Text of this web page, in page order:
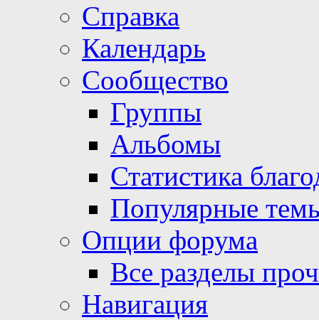
Справка
Календарь
Сообщество
Группы
Альбомы
Статистика
Популярные
Опции форума
Все разделы
Навигация